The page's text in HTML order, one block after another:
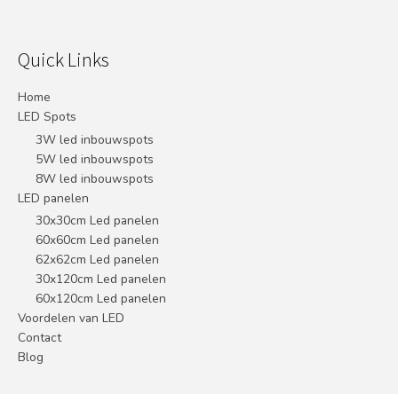
Quick Links
Home
LED Spots
3W led inbouwspots
5W led inbouwspots
8W led inbouwspots
LED panelen
30x30cm Led panelen
60x60cm Led panelen
62x62cm Led panelen
30x120cm Led panelen
60x120cm Led panelen
Voordelen van LED
Contact
Blog